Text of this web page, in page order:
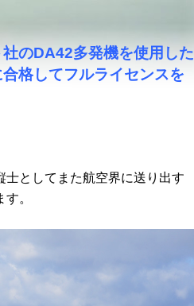
のDA42多発機を使用した
格してフルライセンスを
としてまた航空界に送り出す
。